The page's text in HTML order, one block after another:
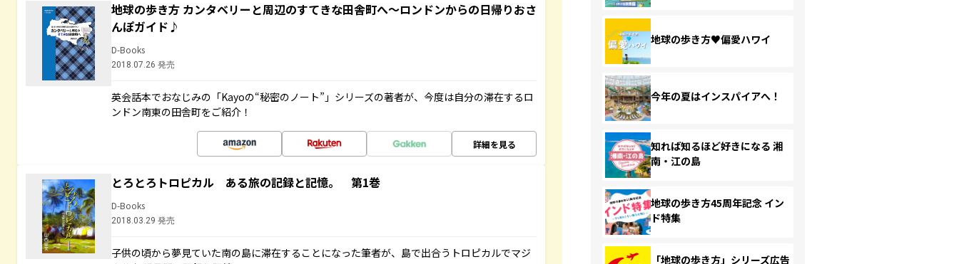
地球の歩き方 カンタベリーと周辺のすてきな田舎町へ～ロンドンからの日帰りおさ
んぽガイド♪
D-Books
2018.07.26 発売
英会話本でおなじみの「Kayoの“秘密のノート”」シリーズの著者が、今度は自分の滞在するロ
ンドン南東の田舎町をご紹介！
詳細を見る
とろとろトロピカル ある旅の記録と記憶。 第1巻
D-Books
2018.03.29 発売
子供の頃から夢見ていた南の島に滞在することになった筆者が、島で出合うトロピカルでマジ
地球の歩き方♥偏愛ハワイ
今年の夏はインスパイアへ！
知れば知るほど好きになる 湘
南・江の島
地球の歩き方45周年記念 イン
ド特集
「地球の歩き方」シリーズ広告